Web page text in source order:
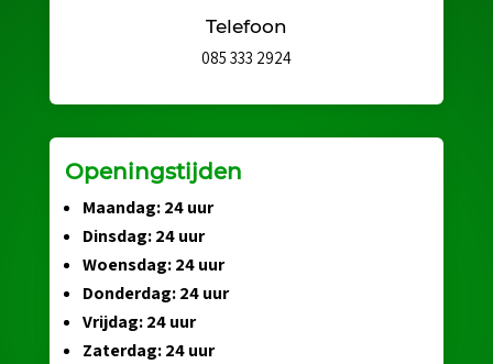
Telefoon
085 333 2924
Openingstijden
Maandag: 24 uur
Dinsdag: 24 uur
Woensdag: 24 uur
Donderdag: 24 uur
Vrijdag: 24 uur
Zaterdag: 24 uur